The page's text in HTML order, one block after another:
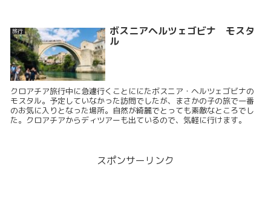
旅行 ボスニアヘルツェゴビナ モスタ
ル
クロアチア旅行中に急遽行くことににたボスニア・ヘルツェゴビナの
モスタル。予定していなかった訪問でしたが、まさかの子の旅で一番
のお気に入りとなった場所。自然が綺麗でとっても素敵なところでし
た。クロアチアからディツアーも出ているので、気軽に行けます。
スポンサーリンク